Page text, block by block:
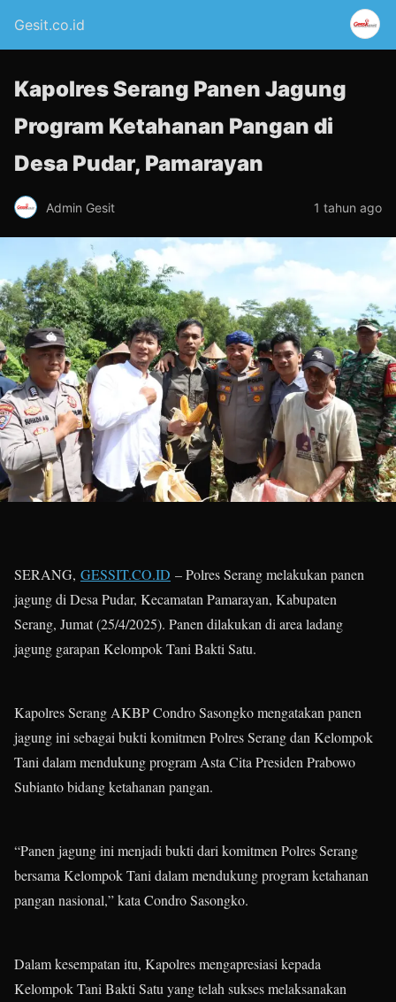
Gesit.co.id
Kapolres Serang Panen Jagung
Program Ketahanan Pangan di
Desa Pudar, Pamarayan
Admin Gesit 1 tahun ago
SERANG, GESSIT.CO.ID – Polres Serang melakukan panen
jagung di Desa Pudar, Kecamatan Pamarayan, Kabupaten
Serang, Jumat (25/4/2025). Panen dilakukan di area ladang
jagung garapan Kelompok Tani Bakti Satu.
Kapolres Serang AKBP Condro Sasongko mengatakan panen
jagung ini sebagai bukti komitmen Polres Serang dan Kelompok
Tani dalam mendukung program Asta Cita Presiden Prabowo
Subianto bidang ketahanan pangan.
“Panen jagung ini menjadi bukti dari komitmen Polres Serang
bersama Kelompok Tani dalam mendukung program ketahanan
pangan nasional,” kata Condro Sasongko.
Dalam kesempatan itu, Kapolres mengapresiasi kepada
Kelompok Tani Bakti Satu yang telah sukses melaksanakan